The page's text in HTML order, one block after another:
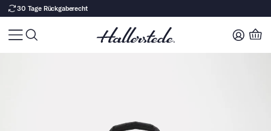
30 Tage Rückgaberecht